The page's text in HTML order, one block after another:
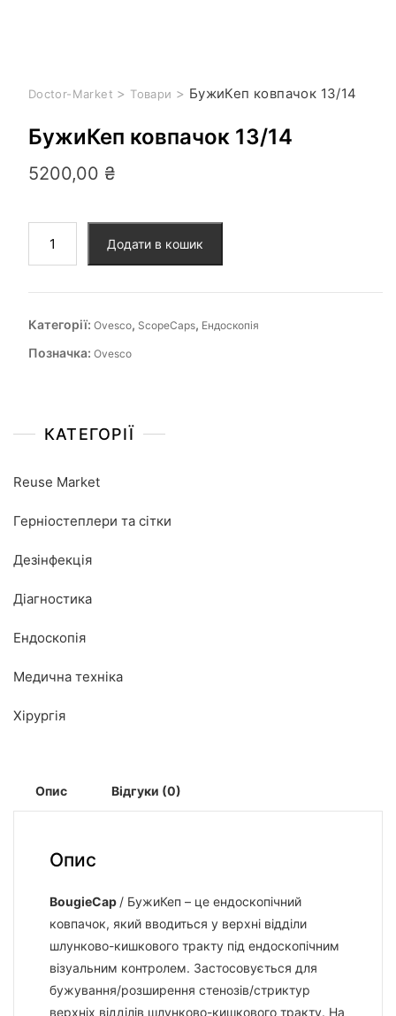
Doctor-Market > Товари > БужиКеп ковпачок 13/14
БужиКеп ковпачок 13/14
5200,00 ₴
Додати в кошик
Категорії: Ovesco, ScopeCaps, Ендоскопія
Позначка: Ovesco
КАТЕГОРІЇ
Reuse Market
Герніостеплери та сітки
Дезінфекція
Діагностика
Ендоскопія
Медична техніка
Хірургія
Опис Відгуки (0)
Опис
BougieCap / БужиКеп – це ендоскопічний
ковпачок, який вводиться у верхні відділи
шлунково-кишкового тракту під ендоскопічним
візуальним контролем. Застосовується для
бужування/розширення стенозів/стриктур
верхніх відділів шлунково-кишкового тракту. На